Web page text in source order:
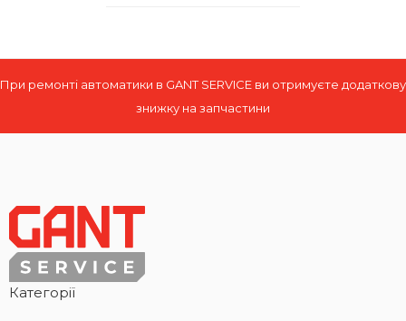
При ремонті автоматики в GANT SERVICE ви отримуєте додаткову
знижку на запчастини
Категорії